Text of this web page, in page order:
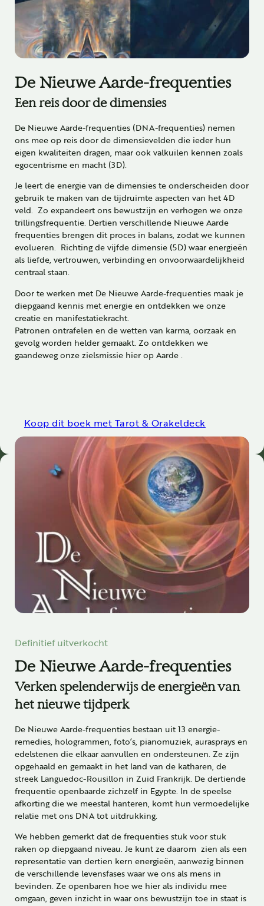
De Nieuwe Aarde-frequenties
Een reis door de dimensies
De Nieuwe Aarde-frequenties (DNA-frequenties) nemen
ons mee op reis door de dimensievelden die ieder hun
eigen kwaliteiten dragen, maar ook valkuilen kennen zoals
egocentrisme en macht (3D).
Je leert de energie van de dimensies te onderscheiden door
gebruik te maken van de tijdruimte aspecten van het 4D
veld. Zo expandeert ons bewustzijn en verhogen we onze
trillingsfrequentie. Dertien verschillende Nieuwe Aarde
frequenties brengen dit proces in balans, zodat we kunnen
evolueren. Richting de vijfde dimensie (5D) waar energieën
als liefde, vertrouwen, verbinding en onvoorwaardelijkheid
centraal staan.
Door te werken met De Nieuwe Aarde-frequenties maak je
diepgaand kennis met energie en ontdekken we onze
creatie en manifestatiekracht.
Patronen ontrafelen en de wetten van karma, oorzaak en
gevolg worden helder gemaakt. Zo ontdekken we
gaandeweg onze zielsmissie hier op Aarde .
Koop dit boek met Tarot & Orakeldeck
De Nieuwe Aarde-frequenties
Verken spelenderwijs de energieën van
het nieuwe tijdperk
Definitief uitverkocht
De Nieuwe Aarde-frequenties bestaan uit 13 energie-
remedies, hologrammen, foto’s, pianomuziek, aurasprays en
edelstenen die elkaar aanvullen en ondersteunen. Ze zijn
opgehaald en gemaakt in het land van de katharen, de
streek Languedoc-Rousillon in Zuid Frankrijk. De dertiende
frequentie openbaarde zichzelf in Egypte. In de speelse
afkorting die we meestal hanteren, komt hun vermoedelijke
relatie met ons DNA tot uitdrukking.
We hebben gemerkt dat de frequenties stuk voor stuk
raken op diepgaand niveau. Je kunt ze daarom zien als een
representatie van dertien kern energieën, aanwezig binnen
de verschillende levensfases waar we ons als mens in
bevinden. Ze openbaren hoe we hier als individu mee
omgaan, geven inzicht in waar ons bewustzijn toe in staat is